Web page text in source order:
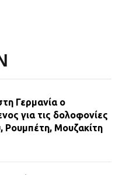
Γερμανία ο
για τις δολοφονίες
Ρουμπέτη, Μουζακίτη